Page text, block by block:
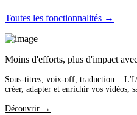
Toutes les fonctionnalités →
Moins d'efforts, plus d'impact
Sous-titres, voix-off, traduction...
créer, adapter et enrichir vos vidéos,
Découvrir →